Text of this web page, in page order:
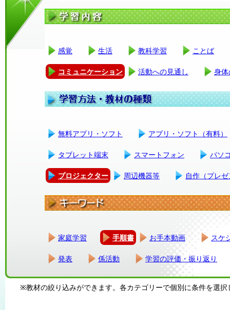
感覚 生活 教科学習 ことば
コミュニケーション 活動への見通し 身
無料アプリ・ソフト アプリ・ソフト（有料）
タブレット端末 スマートフォン パソ
プロジェクター 周辺機器等 自作（プレ
家庭学習 手順書 お手本動画 スケ
発表 係活動 学習の評価・振り返り
※教材の絞り込みができます。各カテゴリーで個別に条件を選択